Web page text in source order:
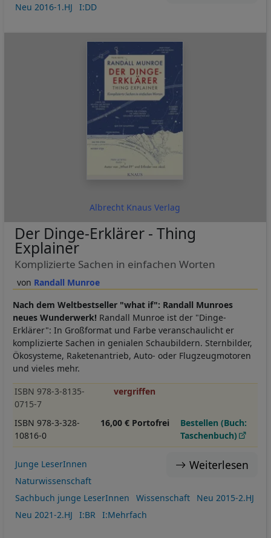
Neu 2016-1.HJ I:DD
Albrecht Knaus Verlag
Randall Munroe
Der Dinge-Erklärer - Thing
Explainer
Komplizierte Sachen in einfachen Worten
Nach dem Weltbestseller "what if": Randall Munroes
neues Wunderwerk! Randall Munroe ist der "Dinge-
Erklärer": In Großformat und Farbe veranschaulicht er
komplizierte Sachen in genialen Schaubildern. Sternbilder,
Ökosysteme, Raketenantrieb, Auto- oder Flugzeugmotoren
und vieles mehr.
ISBN 978-3-8135-
0715-7
vergriffen
ISBN 978-3-328-
10816-0
16,00 € Portofrei
Bestellen (Buch:
Taschenbuch)
Weiterlesen
Junge LeserInnen
Naturwissenschaft
Sachbuch junge LeserInnen
Wissenschaft
Neu 2015-2.HJ
Neu 2021-2.HJ
I:BR I:Mehrfach